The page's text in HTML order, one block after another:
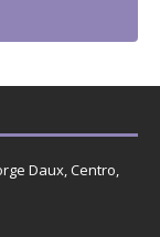
Daux, Centro,